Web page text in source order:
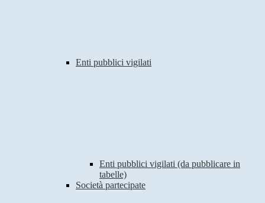
Enti pubblici vigilati
Enti pubblici vigilati (da pubblicare in
tabelle)
Società partecipate